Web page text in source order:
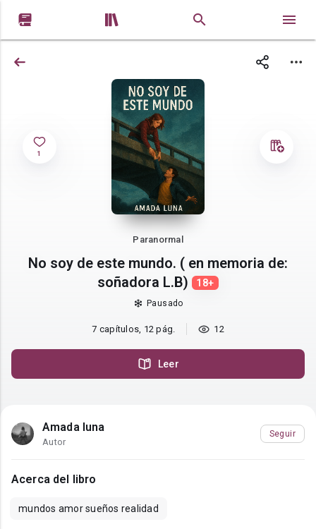
 
1
Paranormal
No soy de este mundo. ( en memoria de:
soñadora L.B) 18+
Pausado
7 capítulos, 12 pág. 12
Leer
Amada luna
Autor
Seguir
Acerca del libro
mundos amor sueños realidad